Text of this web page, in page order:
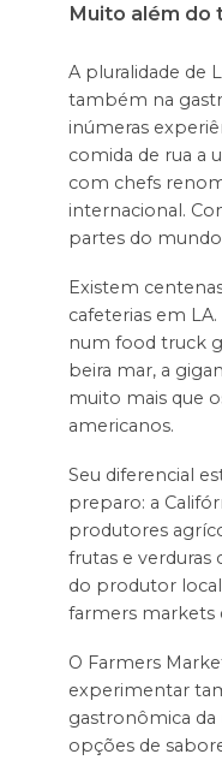
Muito além do
A pluralidade de
também na
inúmeras
comida de rua a
com chefs
internacional.
partes do
Existem
cafeterias em
num food truck
beira mar, a
muito mais que
americanos.
Seu diferencial
preparo: a
produtores
frutas e verduras
do produtor
farmers markets
O Farmers
experimentar
gastronômica
opções de